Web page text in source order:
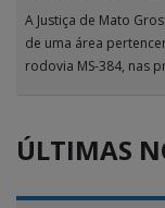
A Justiça de Mato
de uma área
rodovia MS-384, nas
ÚLTIMAS